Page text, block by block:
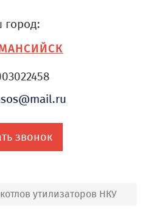
город:
звонок
утилизаторов НКУ